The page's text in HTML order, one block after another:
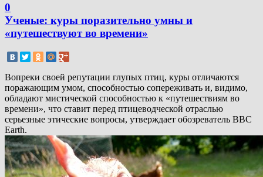
0
Ученые: куры поразительно умны и
«путешествуют во времени»
Вопреки своей репутации глупых птиц, куры отличаются
поражающим умом, способностью сопереживать и, видимо,
обладают мистической способностью к «путешествиям во
времени», что ставит перед птицеводческой отраслью
серьезные этические вопросы, утверждает обозреватель BBC
Earth.